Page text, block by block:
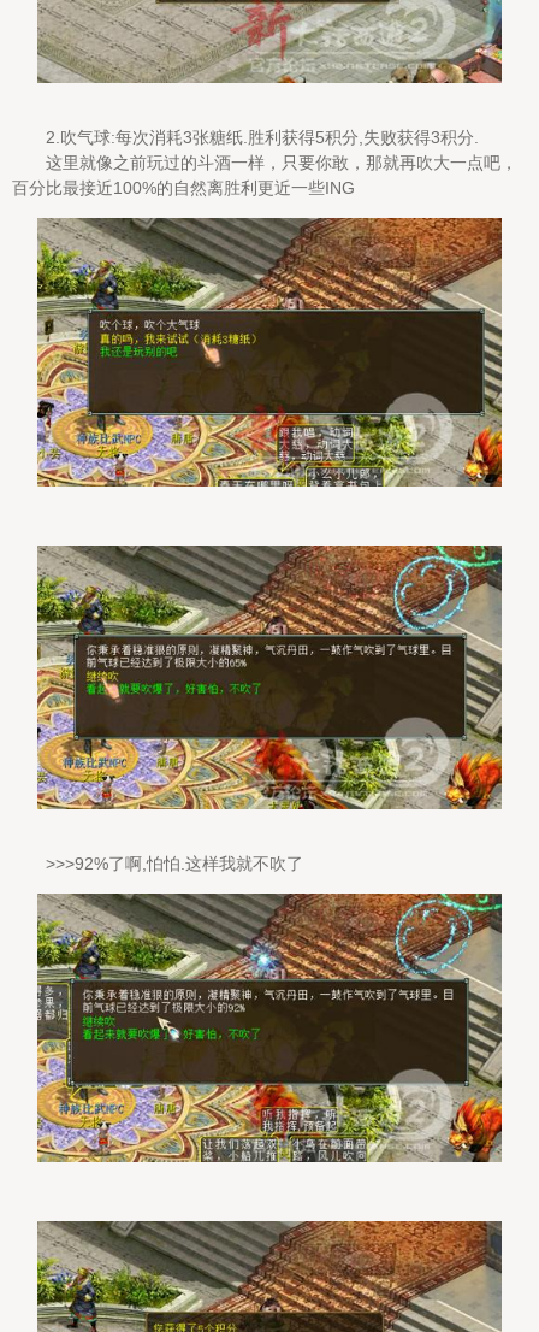
2.吹气球:每次消耗3张糖纸.胜利获得5积分,失败获得3积分.
这里就像之前玩过的斗酒一样，只要你敢，那就再吹大一点吧，
百分比最接近100%的自然离胜利更近一些ING
>>>92%了啊,怕怕.这样我就不吹了